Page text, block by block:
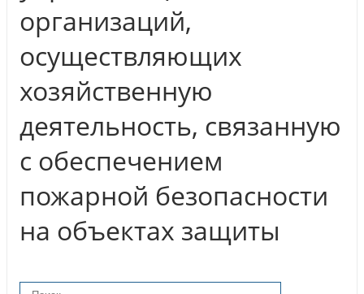
организаций,
осуществляющих
хозяйственную
деятельность, связанную
с обеспечением
пожарной безопасности
на объектах защиты